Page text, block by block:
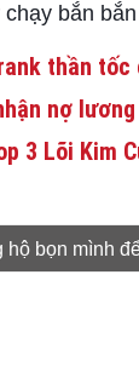
bắn
thần
nợ
3 Lõi Kim
hộ bọn mình